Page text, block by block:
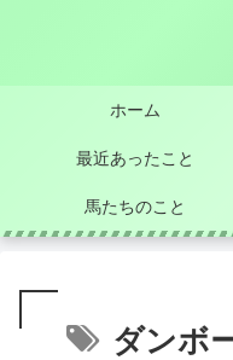
ホーム
最近あったこと
馬たちのこと
ダンボ